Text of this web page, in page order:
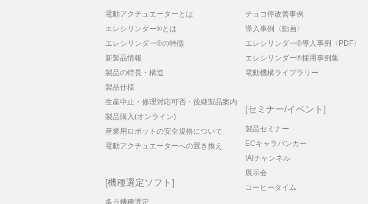
電動アクチュエーターとは
エレシリンダー®とは
エレシリンダー®の特徴
新製品情報
製品の特長・構造
製品仕様
生産中止・修理対応可否・後継製品案内
製品購入(オンライン)
産業用ロボットの安全規格について
電動アクチュエーターへの置き換え
機種選定ソフト
チョコ停改善事例
導入事例〈動画〉
エレシリンダー®導入事例〈PDF〉
エレシリンダー®採用事例集
電動機構ライブラリー
セミナー/イベント
製品セミナー
ECキャラバンカー
IAIチャンネル
展示会
コーヒータイム